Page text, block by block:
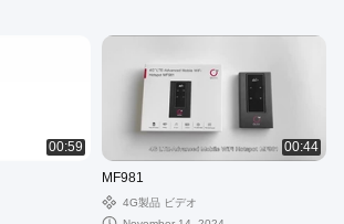
00:59
00:44
MF981
4G製品 ビデオ